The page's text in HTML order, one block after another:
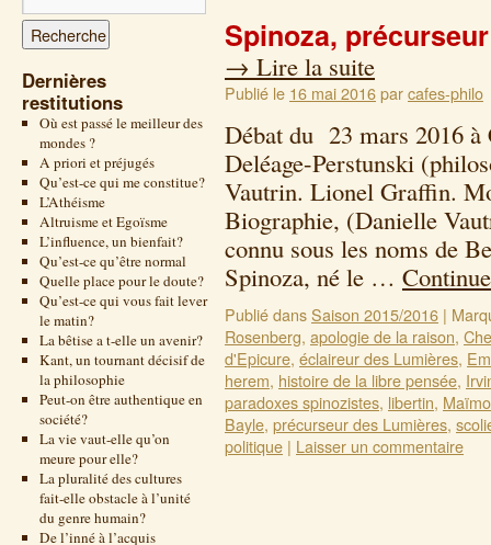
Dernières
restitutions
Où est passé le meilleur des
mondes ?
A priori et préjugés
Qu’est-ce qui me constitue?
L’Athéisme
Altruisme et Egoïsme
L’influence, un bienfait?
Qu’est-ce qu’être normal
Quelle place pour le doute?
Qu’est-ce qui vous fait lever
le matin?
La bêtise a t-elle un avenir?
Kant, un tournant décisif de
la philosophie
Peut-on être authentique en
société?
La vie vaut-elle qu’on
meure pour elle?
La pluralité des cultures
fait-elle obstacle à l’unité
du genre humain?
De l’inné à l’acquis
Spinoza,
→ Lire la suite
Publié le 16 mai 2016parcafes-philo
Débat du 23 mars 2016
Deléage-Perstunski
Vautrin. Lionel Graffin.
Biographie, (Danielle
connu sous les noms de
Spinoza, né le …
Publié dansSaison 2015/2016 |
Rosenberg, apologie de la raison,
d'Epicure, éclaireur des Lumières,
herem, histoire de la libre pensée,
paradoxes spinozistes, libertin,
Bayle, précurseur des Lumières,
politique | Laisser un commentaire